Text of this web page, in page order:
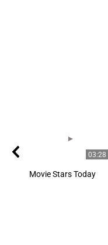
03:28
Movie Stars Today